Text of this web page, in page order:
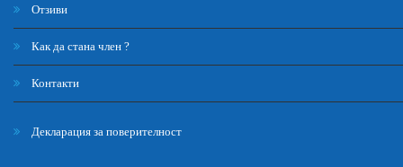
Отзиви
Как да стана член ?
Контакти
Декларация за поверителност